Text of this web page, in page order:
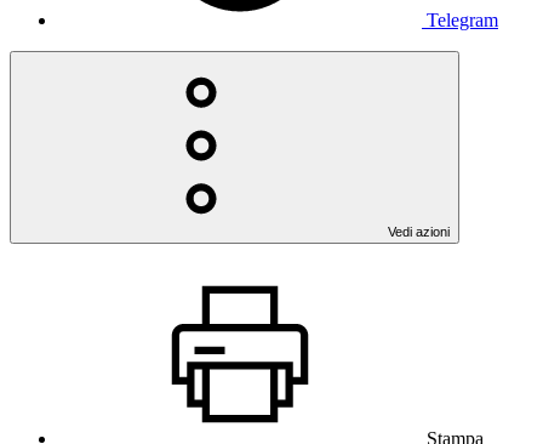
Telegram
Vedi azioni
Stampa